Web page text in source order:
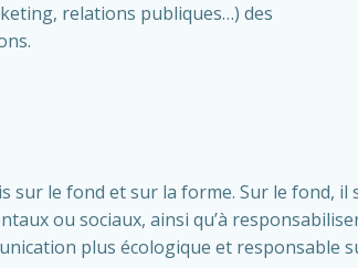
relations publiques…) des
sur le fond et sur la forme. Sur le fond,
ou sociaux, ainsi qu’à
plus écologique et